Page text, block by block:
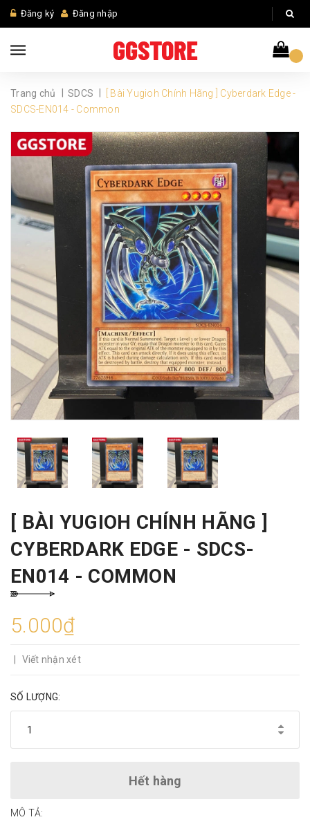
Đăng ký Đăng nhập
Trang chủ SDCS
[ Bài Yugioh Chính Hãng ] Cyberdark Edge -
SDCS-EN014 - Common
[ BÀI YUGIOH CHÍNH HÃNG ]
CYBERDARK EDGE - SDCS-
EN014 - COMMON
5.000₫
Viết nhận xét
SỐ LƯỢNG:
Hết hàng
MÔ TẢ: